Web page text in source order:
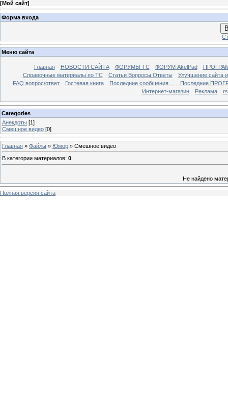
[Мой сайт]
Форма входа
Меню сайта
Главная НОВОСТИ САЙТА ФОРУМЫ TC ФОРУМ AkelPad
Справочные материалы по TС
Статьи Вопросы Ответы
Улучшение сайта
FAQ вопрос/ответ
Гостевая книга Последние сообщения ...
Последние
Интернет-магазин
Реклама
Categories
Анекдоты [1]
Смешное видео [0]
Главная » Файлы » Юмор » Смешное видео
В категории материалов: 0
Не найдено
Полная версия сайта